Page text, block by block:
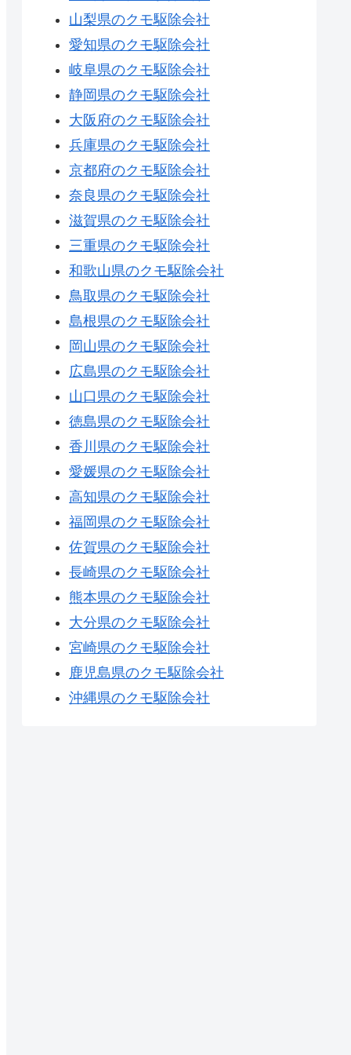
山梨県のクモ駆除会社
愛知県のクモ駆除会社
岐阜県のクモ駆除会社
静岡県のクモ駆除会社
大阪府のクモ駆除会社
兵庫県のクモ駆除会社
京都府のクモ駆除会社
奈良県のクモ駆除会社
滋賀県のクモ駆除会社
三重県のクモ駆除会社
和歌山県のクモ駆除会社
鳥取県のクモ駆除会社
島根県のクモ駆除会社
岡山県のクモ駆除会社
広島県のクモ駆除会社
山口県のクモ駆除会社
徳島県のクモ駆除会社
香川県のクモ駆除会社
愛媛県のクモ駆除会社
高知県のクモ駆除会社
福岡県のクモ駆除会社
佐賀県のクモ駆除会社
長崎県のクモ駆除会社
熊本県のクモ駆除会社
大分県のクモ駆除会社
宮崎県のクモ駆除会社
鹿児島県のクモ駆除会社
沖縄県のクモ駆除会社